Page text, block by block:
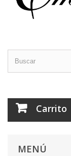
Carrito
MENÚ